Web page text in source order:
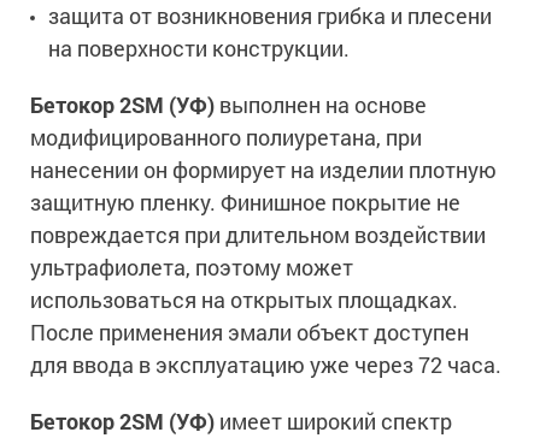
Сопутствующие товары
Морозостойкие краски для металла
Морозостойкие краски для фасада
Сопутствующие товары
защита от возникновения грибка и плесени
на поверхности конструкции.
Бетокор 2SM (УФ) выполнен на основе
модифицированного полиуретана, при
нанесении он формирует на изделии плотную
защитную пленку. Финишное покрытие не
повреждается при длительном воздействии
ультрафиолета, поэтому может
использоваться на открытых площадках.
После применения эмали объект доступен
для ввода в эксплуатацию уже через 72 часа.
Бетокор 2SM (УФ) имеет широкий спектр